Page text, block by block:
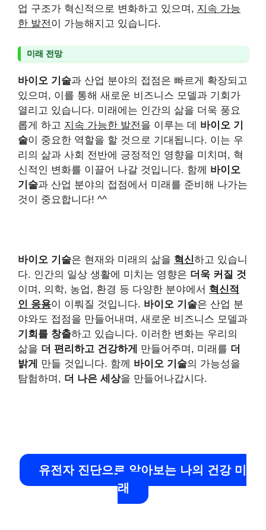
업 구조가 혁신적으로 변화하고 있으며, 지속 가능
한 발전이 가능해지고 있습니다.
미래 전망
바이오 기술과 산업 분야의 접점은 빠르게 확장되고
있으며, 이를 통해 새로운 비즈니스 모델과 기회가
열리고 있습니다. 미래에는 인간의 삶을 더욱 풍요
롭게 하고 지속 가능한 발전 을 이루는 데 바이오 기
술이 중요한 역할을 할 것으로 기대됩니다. 이는 우
리의 삶과 사회 전반에 긍정적인 영향을 미치며, 혁
신적인 변화를 이끌어 나갈 것입니다. 함께 바이오
기술과 산업 분야의 접점에서 미래를 준비해 나가는
것이 중요합니다! ^^
바이오 기술은 현재와 미래의 삶을 혁신하고 있습니
다. 인간의 일상 생활에 미치는 영향은 더욱 커질 것
이며, 의학, 농업, 환경 등 다양한 분야에서 혁신적
인 응용이 이뤄질 것입니다. 바이오 기술은 산업 분
야와도 접점을 만들어내며, 새로운 비즈니스 모델과
기회를 창출하고 있습니다. 이러한 변화는 우리의
삶을 더 편리하고 건강하게 만들어주며, 미래를 더
밝게
만들 것입니다. 함께 바이오 기술의 가능성을
탐험하며, 더 나은 세상을 만들어나갑시다.
유전자 진단으로 알아보는 나의 건강 미
래